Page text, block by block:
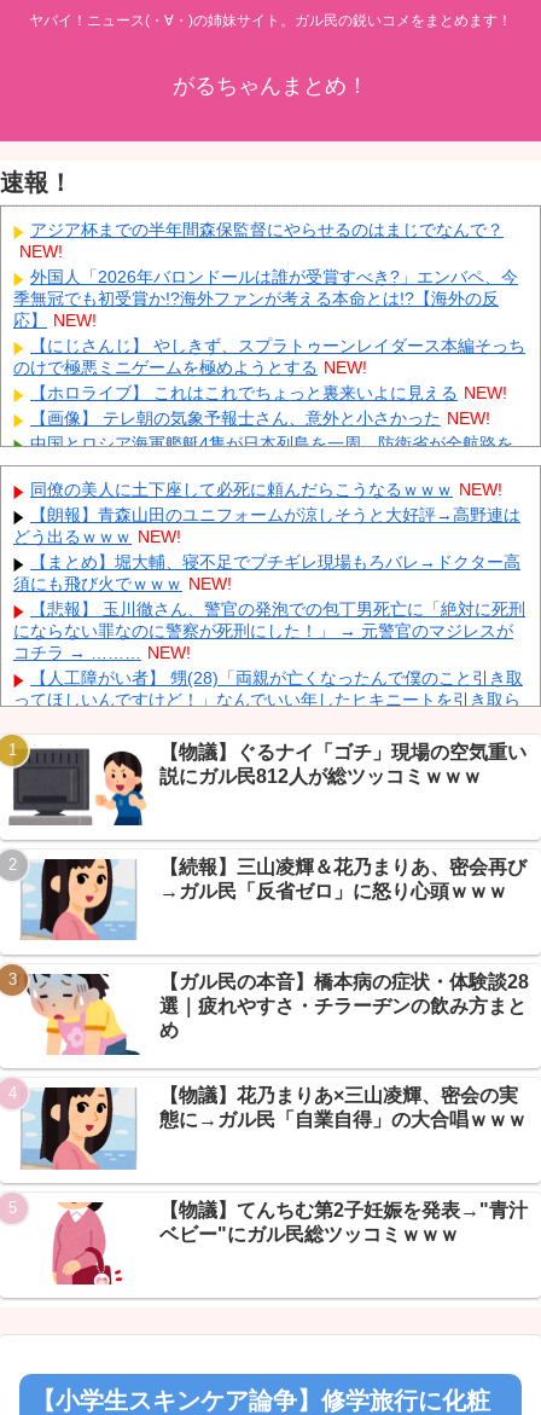
ヤバイ！ニュース(・∀・)の姉妹サイト。ガル民の鋭いコメをまとめます！
がるちゃんまとめ！
速報！
アジア杯までの半年間森保監督にやらせるのはまじでなんで？
NEW!
外国人「2026年バロンドールは誰が受賞すべき?」エンバペ、今
季無冠でも初受賞か!?海外ファンが考える本命とは!?【海外の反
応】
NEW!
【にじさんじ】 やしきず、スプラトゥーンレイダース本編そっち
のけで極悪ミニゲームを極めようとする NEW!
【ホロライブ】 これはこれでちょっと裏来いよに見える NEW!
【画像】 テレ朝の気象予報士さん、意外と小さかった NEW!
中国とロシア海軍艦艇4隻が日本列島を一周…防衛省が全航路を
公開！ NEW!
「あきれてモノが言えない」「国を維持できるの？」外国人の永
住許可要件の厳格化で在日中国人の本音は？ NEW!
【速報】 中露の武装軍艦4隻が日本一周『いつでも国家沈没させ
られるぞ』 NEW!
【為替相場】 ドル円は1ドル158円台半ば 介入警戒をしつつ円売
りが続行 NEW!
ヨーロッパが中国製メガソーラーを締め出しｗｗｗ NEW!
Powered by livedoor 相互RSS
同僚の美人に土下座して必死に頼んだらこうなるｗｗｗ NEW!
【朗報】青森山田のユニフォームが涼しそうと大好評→高野連は
どう出るｗｗｗ NEW!
【まとめ】堀大輔、寝不足でブチギレ現場もろバレ→ドクター高
須にも飛び火でｗｗｗ NEW!
【悲報】 玉川徹さん、警官の発泡での包丁男死亡に「絶対に死刑
にならない罪なのに警察が死刑にした！」 → 元警官のマジレスが
コチラ → ……… NEW!
【人工障がい者】 甥(28)「両親が亡くなったんで僕のこと引き取
ってほしいんですけど！」なんでいい年したヒキニートを引き取ら
【画像】 Netflix版『リボンの騎士』、とんでもない事になるｗｗ
ｗｗｗ NEW!
【悲報】ベストクレカ選手権開催→VIPPER「JCBは情弱」大合戦
の末にまさかの結論ｗｗｗ
【まとめ】剣道だと激弱なのに真剣なら最強の薬丸自顕流→達人
がVIP民の質問に本気回答ｗｗｗ NEW!
【放送事故】 昔のドラマのレ◯プシーン、今見るとアウトすぎ
る・・・ NEW!
【悲報】NGT48板民、新曲発表の日に他店ケンカ祭り→「今日は
大事な日だろ」ｗ NEW!
Powered by livedoor 相互RSS
【物議】ぐるナイ「ゴチ」現場の空気重い
説にガル民812人が総ツッコミｗｗｗ
【続報】三山凌輝＆花乃まりあ、密会再び
→ガル民「反省ゼロ」に怒り心頭ｗｗｗ
【ガル民の本音】橋本病の症状・体験談28
選｜疲れやすさ・チラーヂンの飲み方まと
め
【物議】花乃まりあ×三山凌輝、密会の実
態に→ガル民「自業自得」の大合唱ｗｗｗ
【物議】てんちむ第2子妊娠を発表→"青汁
ベビー"にガル民総ツッコミｗｗｗ
【小学生スキンケア論争】修学旅行に化粧